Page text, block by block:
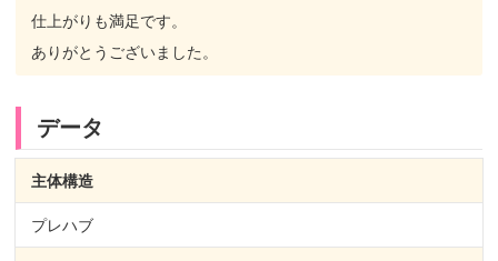
仕上がりも満足です。
ありがとうございました。
データ
主体構造
プレハブ